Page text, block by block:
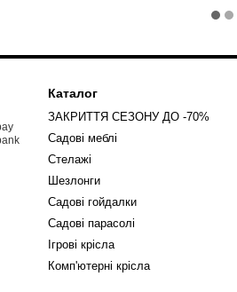
Каталог
ЗАКРИТТЯ СЕЗОНУ ДО -70%
Садові меблі
Стелажі
Шезлонги
Садові гойдалки
Садові парасолі
Ігрові крісла
Комп'ютерні крісла